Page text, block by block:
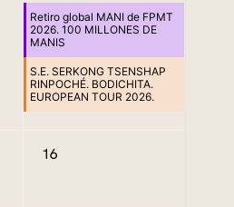
Retiro global MANI de FPMT
2026. 100 MILLONES DE
MANIS
S.E. SERKONG TSENSHAP
RINPOCHÉ. BODICHITA.
EUROPEAN TOUR 2026.
16